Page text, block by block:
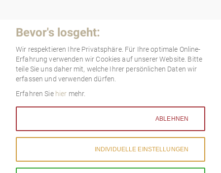
Taschenfederkern-Matratze
und besonderer Höhe für Extra-Komfort.
Bevor's losgeht:
Wir respektieren Ihre Privatsphäre. Für Ihre optimale Online-
Erfahrung verwenden wir Cookies auf unserer Website. Bitte
teile Sie uns daher mit, welche Ihrer persönlichen Daten wir
erfassen und verwenden dürfen.
Erfahren Sie hier mehr.
ABLEHNEN
INDIVIDUELLE EINSTELLUNGEN